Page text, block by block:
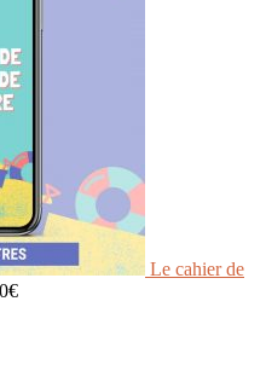
Le cahier de
€